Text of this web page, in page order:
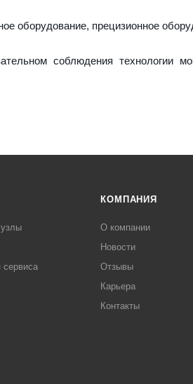
оборудование, прецизионное
соблюдения технологии
КОМПАНИЯ
О компании
Новости
Отзывы
Карьера
Контакты